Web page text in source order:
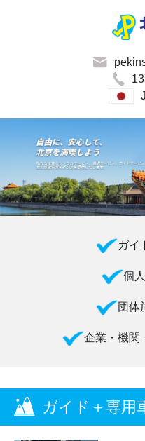
ガイ
個
団体
企業・機関
ガイド＋専用